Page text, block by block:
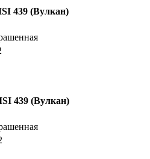
439 (Вулкан)
439 (Вулкан)